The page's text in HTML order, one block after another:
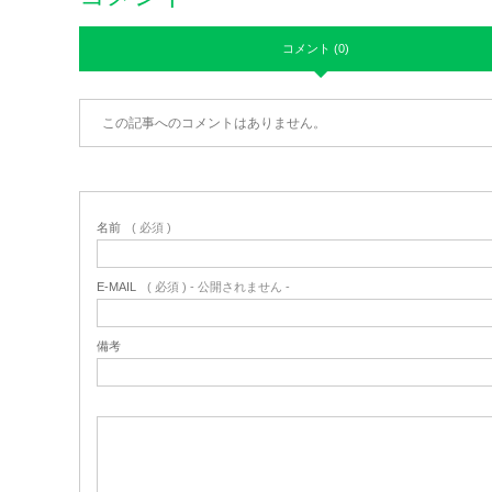
コメント (0)
この記事へのコメントはありません。
名前 ( 必須 )
E-MAIL ( 必須 ) - 公開されません -
備考